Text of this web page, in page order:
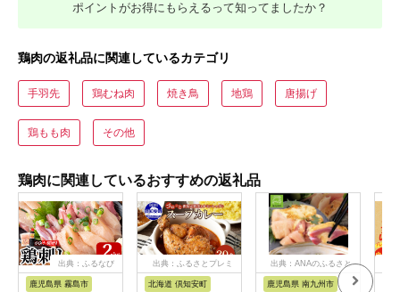
ポイントがお得にもらえるって知ってましたか？
鶏肉の返礼品に関連しているカテゴリ
手羽先 鶏むね肉 焼き鳥 地鶏 唐揚げ
鶏もも肉 その他
鶏肉に関連しているおすすめの返礼品
出典：ふるなび
鹿児島県 霧島市
出典：ふるさとプレミ
北海道 倶知安町
出典：ANAのふるさと
納税
鹿児島県 南九州市